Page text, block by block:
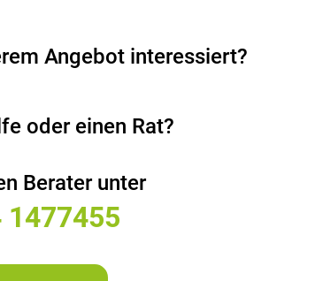
Angebot interessiert?
oder einen Rat?
Berater unter
1477455